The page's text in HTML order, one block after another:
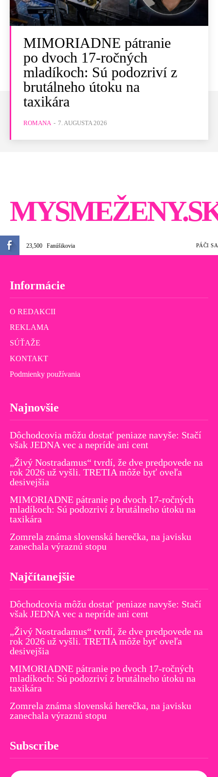
MIMORIADNE pátranie
po dvoch 17-ročných
mladíkoch: Sú podozriví z
brutálneho útoku na
taxikára
ROMANA - 7. AUGUSTA 2026
23,500 Fanúšikovia PÁČI SA
Informácie
O REDAKCII
REKLAMA
SÚŤAŽE
KONTAKT
Podmienky používania
Najnovšie
Dôchodcovia môžu dostať peniaze navyše: Stačí
však JEDNA vec a nepríde ani cent
„Živý Nostradamus“ tvrdí, že dve predpovede na
rok 2026 už vyšli. TRETIA môže byť oveľa
desivejšia
MIMORIADNE pátranie po dvoch 17-ročných
mladíkoch: Sú podozriví z brutálneho útoku na
taxikára
Zomrela známa slovenská herečka, na javisku
zanechala výraznú stopu
Najčítanejšie
Dôchodcovia môžu dostať peniaze navyše: Stačí
však JEDNA vec a nepríde ani cent
„Živý Nostradamus“ tvrdí, že dve predpovede na
rok 2026 už vyšli. TRETIA môže byť oveľa
desivejšia
MIMORIADNE pátranie po dvoch 17-ročných
mladíkoch: Sú podozriví z brutálneho útoku na
taxikára
Zomrela známa slovenská herečka, na javisku
zanechala výraznú stopu
Subscribe